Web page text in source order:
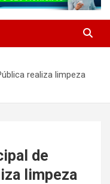
realiza limpeza
de
limpeza